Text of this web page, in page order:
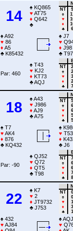
14
♠ KQ865
♥ AT75
♦ Q642
♣
NT
9
♠
♥
♦
♣
6
♠A92
♥ 86
♦ A5
♣ K85432
♠ J7
♥
♦ J98
♣
Par: 460
♠ T43
♥ KJ2
♦ KT73
♣AQJ
NT
2
♠
2
♥
3
♦
2
♣
7
18
♠A43
♥ J986
♦ AJ9
♣A75
NT
5
♠
6
♥
6
♦
5
♣
5
♠ T7
♥ AK4
♦ 876
♣ KQ432
♠
♥ T53
♦
♣ J6
Par: -90
♠ QJ52
♥ Q72
♦ QT5
♣ T98
NT
7
♠
6
♥
6
♦
7
♣
8
22
♠ K7
♥ 2
♦ JT9732
♣ J753
NT
0
♠
0
♥
1
♦
3
♣
1
♠ 432
♥ AJ84
♠
♥